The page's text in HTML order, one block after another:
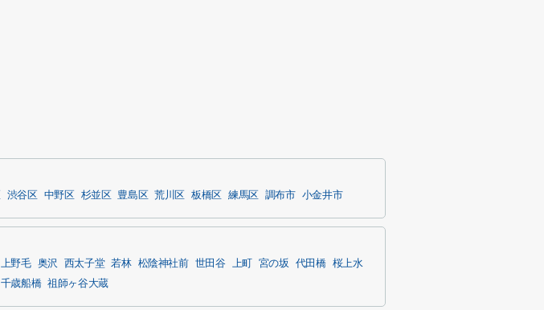
渋谷区 中野区 杉並区 豊島区 荒川区 板橋区 練馬区 調布市 小金井市
上野毛 奥沢 西太子堂 若林 松陰神社前 世田谷 上町 宮の坂 代田橋 桜上水
千歳船橋 祖師ヶ谷大蔵